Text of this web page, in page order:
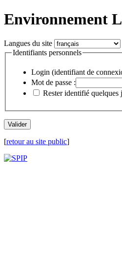
Environnement
Langues du site
Identifiants personnels
Login (identifiant de
Mot de passe :
Rester identifié quelques
[retour au site public]